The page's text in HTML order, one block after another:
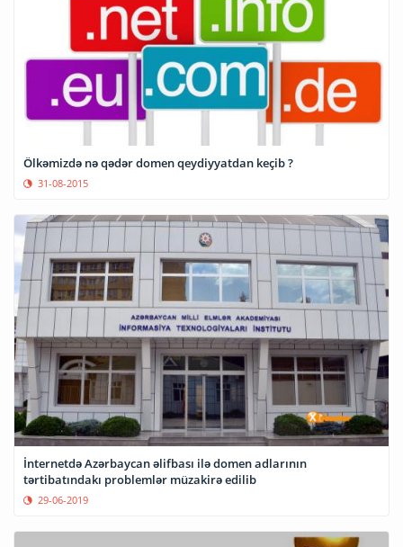
Ölkəmizdə nə qədər domen qeydiyyatdan keçib ?
31-08-2015
İnternetdə Azərbaycan əlifbası ilə domen adlarının
tərtibatındakı problemlər müzakirə edilib
29-06-2019